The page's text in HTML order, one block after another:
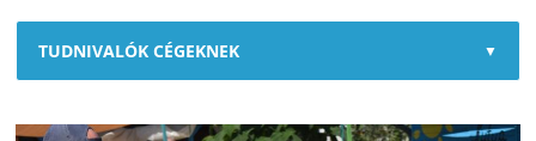
TUDNIVALÓK CÉGEKNEK